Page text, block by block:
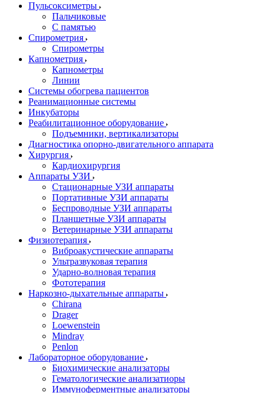
Пульсоксиметры
Пальчиковые
С памятью
Спирометрия
Спирометры
Капнометрия
Капнометры
Линии
Системы обогрева пациентов
Реанимационные системы
Инкубаторы
Реабилитационное оборудование
Подъемники, вертикализаторы
Диагностика опорно-двигательного аппарата
Хирургия
Кардиохирургия
Аппараты УЗИ
Стационарные УЗИ аппараты
Портативные УЗИ аппараты
Беспроводные УЗИ аппараты
Планшетные УЗИ аппараты
Ветеринарные УЗИ аппараты
Физиотерапия
Виброакустические аппараты
Ультразвуковая терапия
Ударно-волновая терапия
Фототерапия
Наркозно-дыхательные аппараты
Chirana
Drager
Loewenstein
Mindray
Penlon
Лабораторное оборудование
Биохимические анализаторы
Гематологические анализатиоры
Иммуноферментные анализаторы